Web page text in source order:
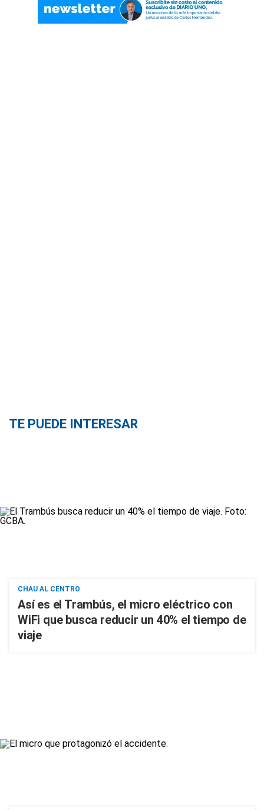
TE PUEDE INTERESAR
CHAU AL CENTRO
Así es el Trambús, el micro eléctrico con
WiFi que busca reducir un 40% el tiempo de
viaje